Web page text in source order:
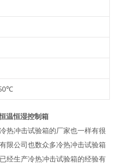
温恒湿控制箱
热冲击试验箱的厂家也一样有很
限公司也数众多冷热冲击试验箱
经生产冷热冲击试验箱的经验有